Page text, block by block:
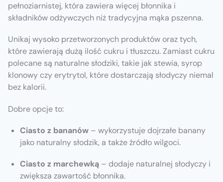
pełnoziarnistej, która zawiera więcej błonnika i
składników odżywczych niż tradycyjna mąka pszenna.
Unikaj wysoko przetworzonych produktów oraz tych,
które zawierają dużą ilość cukru i tłuszczu. Zamiast cukru
polecane są naturalne słodziki, takie jak stewia, syrop
klonowy czy erytrytol, które dostarczają słodyczy niemal
bez kalorii.
Dobre opcje to:
Ciasto z bananów – wykorzystuje dojrzałe banany
jako naturalny słodzik, a także źródło wilgoci.
Ciasto z marchewką – dodaje naturalnej słodyczy i
zwiększa zawartość błonnika.